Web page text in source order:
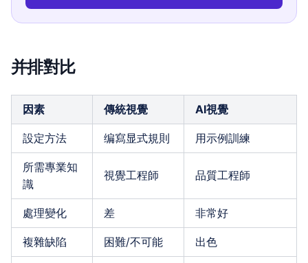
并排對比
因素 傳統視覺 AI視覺
設定方法 编寫显式規則 用示例訓練
所需專業知
識
視覺工程師 品質工程師
處理變化 差 非常好
複雜缺陷 困難/不可能 出色